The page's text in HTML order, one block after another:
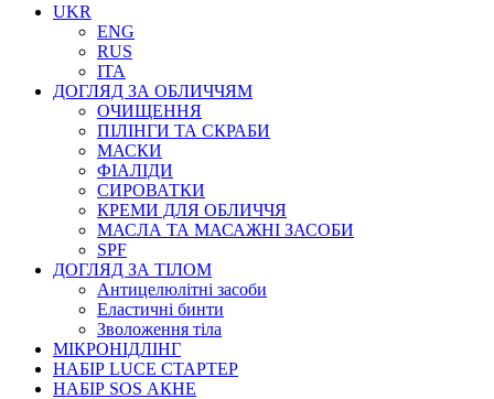
UKR
ENG
RUS
ITA
ДОГЛЯД ЗА ОБЛИЧЧЯМ
ОЧИЩЕННЯ
ПІЛІНГИ ТА СКРАБИ
МАСКИ
ФІАЛІДИ
СИРОВАТКИ
КРЕМИ ДЛЯ ОБЛИЧЧЯ
МАСЛА ТА МАСАЖНІ ЗАСОБИ
SPF
ДОГЛЯД ЗА ТІЛОМ
Антицелюлітні засоби
Еластичні бинти
Зволоження тіла
МІКРОНІДЛІНГ
НАБІР LUCE СТАРТЕР
НАБІР SOS АКНЕ